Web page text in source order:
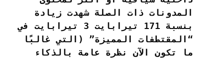
المدونات ذات الصلة شهدت زيادة
بنسبة 171 تيرابايت 3 تيرابايت في
“المقتطفات المميزة” (التي غالبًا
ما تكون الآن نظرة عامة بالذكاء